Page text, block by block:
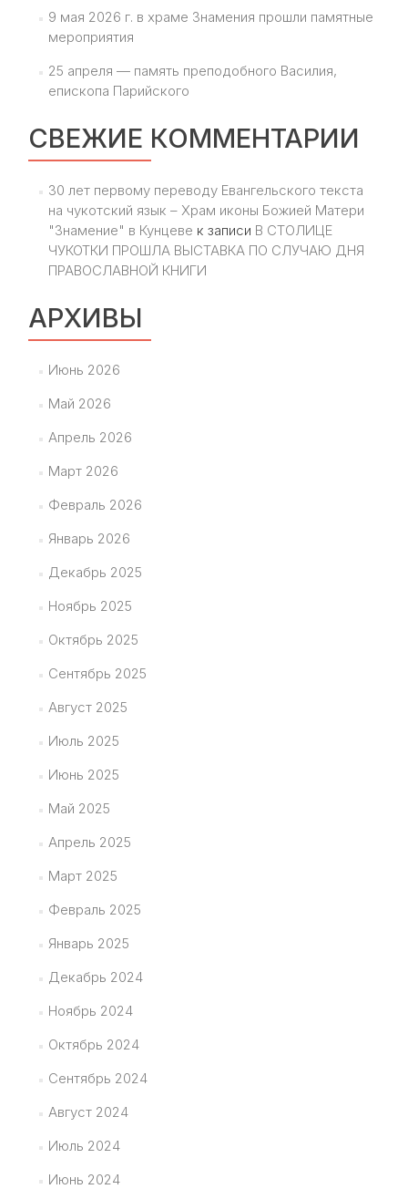
9 мая 2026 г. в храме Знамения прошли памятные
мероприятия
25 апреля — память преподобного Василия,
епископа Парийского
СВЕЖИЕ КОММЕНТАРИИ
30 лет первому переводу Евангельского текста
на чукотский язык – Храм иконы Божией Матери
"Знамение" в Кунцеве к записи В СТОЛИЦЕ
ЧУКОТКИ ПРОШЛА ВЫСТАВКА ПО СЛУЧАЮ ДНЯ
ПРАВОСЛАВНОЙ КНИГИ
АРХИВЫ
Июнь 2026
Май 2026
Апрель 2026
Март 2026
Февраль 2026
Январь 2026
Декабрь 2025
Ноябрь 2025
Октябрь 2025
Сентябрь 2025
Август 2025
Июль 2025
Июнь 2025
Май 2025
Апрель 2025
Март 2025
Февраль 2025
Январь 2025
Декабрь 2024
Ноябрь 2024
Октябрь 2024
Сентябрь 2024
Август 2024
Июль 2024
Июнь 2024